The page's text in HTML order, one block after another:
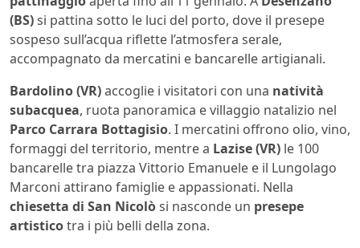
(BS)si pattina sotto le luci del porto, dove il presepe
sospeso sull’acqua riflette l’atmosfera serale,
accompagnato da mercatini e bancarelle artigianali.
Bardolino (VR)accoglie i visitatori con una natività
subacquea, ruota panoramica e villaggio natalizio nel
Parco Carrara Bottagisio. I mercatini offrono olio, vino,
formaggi del territorio, mentre a Lazise (VR) le 100
bancarelle tra piazza Vittorio Emanuele e il Lungolago
Marconi attirano famiglie e appassionati. Nella
chiesetta di San Nicolòsi nasconde un presepe
artisticotra i più belli della zona.